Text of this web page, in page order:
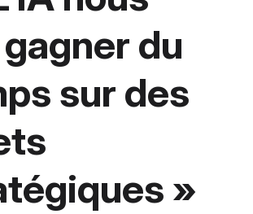
du
sur des
»